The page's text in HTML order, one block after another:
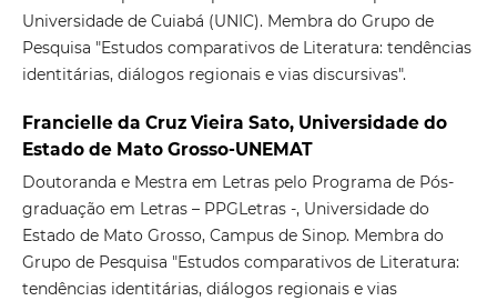
Universidade de Cuiabá (UNIC). Membra do Grupo de
Pesquisa "Estudos comparativos de Literatura: tendências
identitárias, diálogos regionais e vias discursivas".
Francielle da Cruz Vieira Sato, Universidade do
Estado de Mato Grosso-UNEMAT
Doutoranda e Mestra em Letras pelo Programa de Pós-
graduação em Letras – PPGLetras -, Universidade do
Estado de Mato Grosso, Campus de Sinop. Membra do
Grupo de Pesquisa "Estudos comparativos de Literatura:
tendências identitárias, diálogos regionais e vias